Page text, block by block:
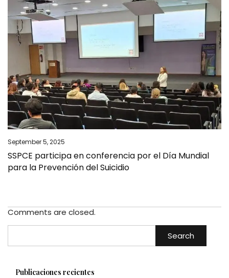
September 5, 2025
SSPCE participa en conferencia por el Día Mundial
para la Prevención del Suicidio
Comments are closed.
Search
Publicaciones recientes